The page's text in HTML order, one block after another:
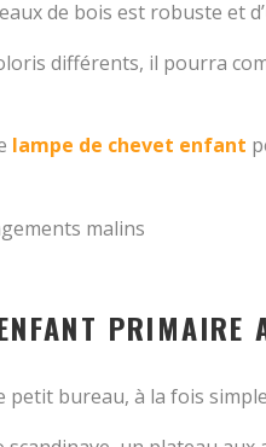
de bois est robuste et
différents, il pourra
lampe de chevet enfant
malins
PRIMAIRE
petit bureau, à la fois